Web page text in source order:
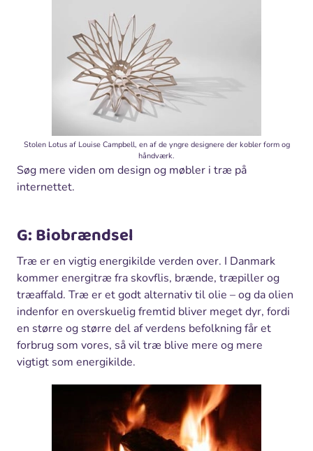
Stolen Lotus af Louise Campbell, en af de yngre designere der kobler form og
håndværk.
Søg mere viden om design og møbler i træ på
internettet.
G: Biobrændsel
Træ er en vigtig energikilde verden over. I Danmark
kommer energitræ fra skovflis, brænde, træpiller og
træaffald. Træ er et godt alternativ til olie – og da olien
indenfor en overskuelig fremtid bliver meget dyr, fordi
en større og større del af verdens befolkning får et
forbrug som vores, så vil træ blive mere og mere
vigtigt som energikilde.